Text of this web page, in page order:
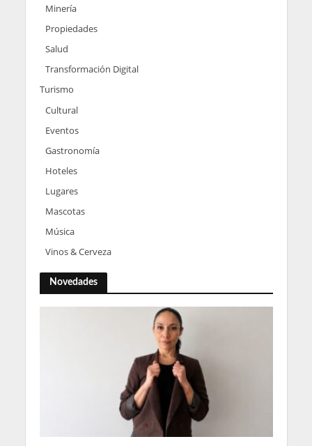
Minería
Propiedades
Salud
Transformación Digital
Turismo
Cultural
Eventos
Gastronomía
Hoteles
Lugares
Mascotas
Música
Vinos & Cerveza
Novedades